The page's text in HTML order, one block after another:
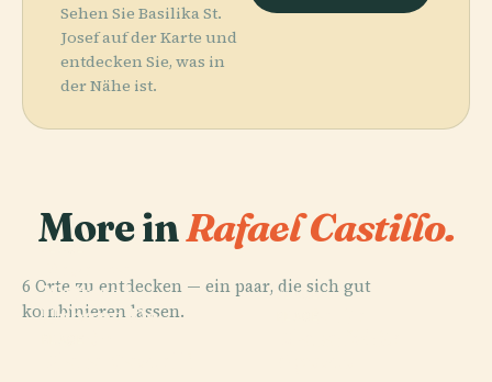
Sehen Sie Basilika St.
Josef auf der Karte und
entdecken Sie, was in
der Nähe ist.
More inRafael Castillo.
6 Orte zu entdecken — ein paar, die sich gut
kombinieren lassen.
Natural
Urbana De
PLACE